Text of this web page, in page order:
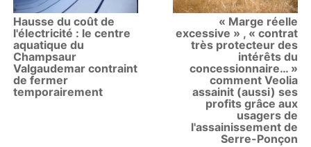
Hausse du coût de
l'électricité : le centre
aquatique du
Champsaur
Valgaudemar contraint
de fermer
temporairement
« Marge réelle
excessive » , « contrat
très protecteur des
intérêts du
concessionnaire… »
comment Veolia
assainit (aussi) ses
profits grâce aux
usagers de
l'assainissement de
Serre-Ponçon